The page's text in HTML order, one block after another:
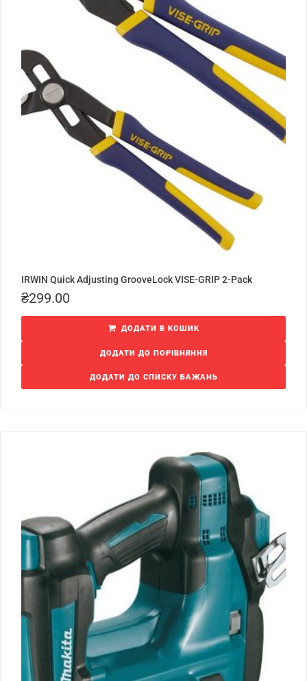
IRWIN Quick Adjusting GrooveLock VISE-GRIP 2-Pack
₴299.00
ДОДАТИ В КОШИК
ДОДАТИ ДО ПОРІВНЯННЯ
ДОДАТИ ДО СПИСКУ БАЖАНЬ